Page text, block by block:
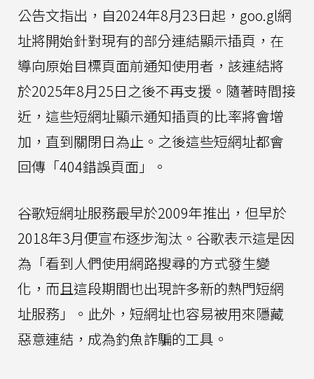
公告文指出，自2024年8月23日起，goo.gl網
址將開始針對現有的部分連結顯示插頁，在
導向原始目標頁面前通知使用者，該連結將
於2025年8月25日之後不再支援。隨著時間接
近，這些短網址顯示通知插頁的比率將會增
加，直到關閉日為止。之後這些短網址都會
回傳「404錯誤頁面」。
谷歌短網址服務最早於2009年推出，但早於
2018年3月便宣布逐步淘汰。谷歌表示這是因
為「看到人們使用網路搜尋的方式發生變
化，而且這段期間也出現許多新的熱門短網
址服務」。此外，短網址也容易被用來隱藏
惡意連結，成為釣魚詐騙的工具。